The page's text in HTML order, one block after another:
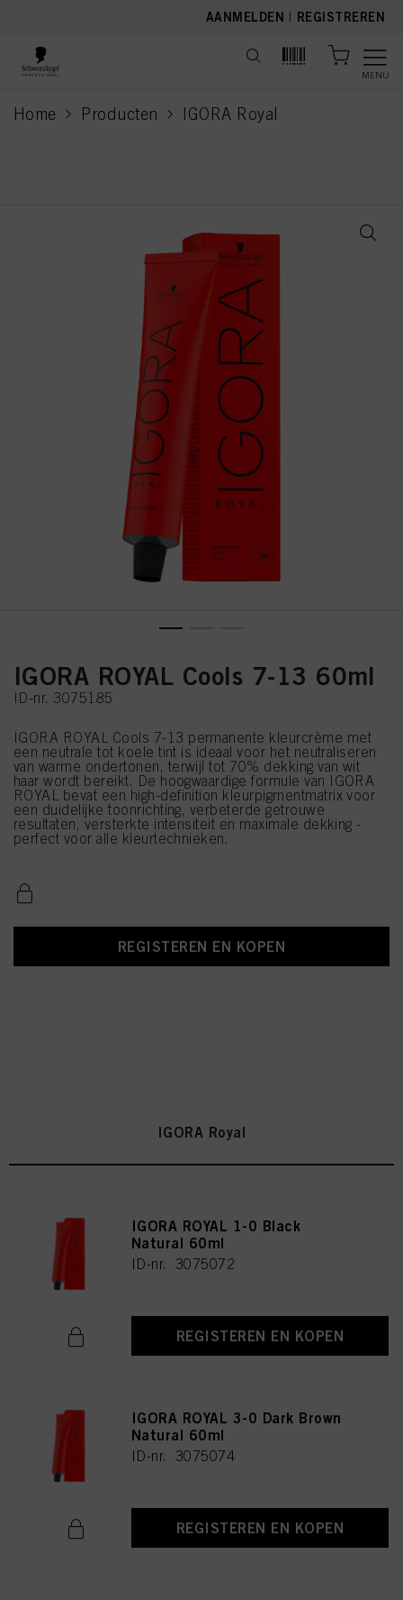
AANMELDEN | REGISTREREN
MENU
Home Producten IGORA Royal
current page
IGORA ROYAL Cools 7-13 60ml
ID-nr. 3075185
IGORA ROYAL Cools 7-13 permanente kleurcrème met
een neutrale tot koele tint is ideaal voor het neutraliseren
van warme ondertonen, terwijl tot 70% dekking van wit
haar wordt bereikt. De hoogwaardige formule van IGORA
ROYAL bevat een high-definition kleurpigmentmatrix voor
een duidelijke toonrichting, verbeterde getrouwe
resultaten, versterkte intensiteit en maximale dekking -
perfect voor alle kleurtechnieken.
REGISTEREN EN KOPEN
IGORA Royal
IGORA ROYAL 1-0 Black
Natural 60ml
ID-nr. 3075072
REGISTEREN EN KOPEN
IGORA ROYAL 3-0 Dark Brown
Natural 60ml
ID-nr. 3075074
REGISTEREN EN KOPEN